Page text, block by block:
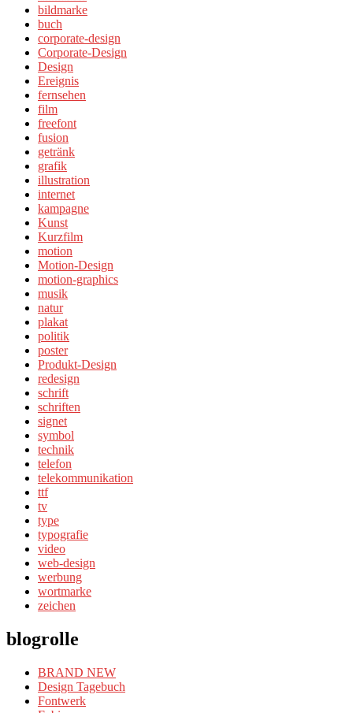
bildmarke
buch
corporate-design
Corporate-Design
Design
Ereignis
fernsehen
film
freefont
fusion
getränk
grafik
illustration
internet
kampagne
Kunst
Kurzfilm
motion
Motion-Design
motion-graphics
musik
natur
plakat
politik
poster
Produkt-Design
redesign
schrift
schriften
signet
symbol
technik
telefon
telekommunikation
ttf
tv
type
typografie
video
web-design
werbung
wortmarke
zeichen
blogrolle
BRAND NEW
Design Tagebuch
Fontwerk